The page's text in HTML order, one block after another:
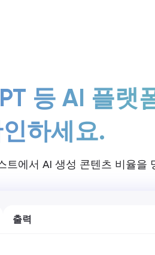
등 AI 플랫
하세요.
에서 AI 생성 콘텐츠 비율을
출력